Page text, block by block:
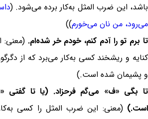
باشد، این ضرب المثل به‌کار برده می‌شود. (
می‌رود، من نان می‌خورم))
تا برم تو را آدم کنم، خودم خر شده‌ام. (معنی:
کنایه و ریشخند کسی به‌کار می‌برد که از
و پشیمان شده است.)
تا بگی «ف» می‌گم فرحزاد. (یا تا گفتی
است.) (معنی: این ضرب المثل را کسی